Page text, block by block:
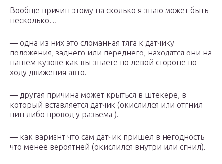
Вообще причин этому на сколько я знаю может быть
несколько…
— одна из них это сломанная тяга к датчику
положения, заднего или переднего, находятся они на
нашем кузове как вы знаете по левой стороне по
ходу движения авто.
— другая причина может крыться в штекере, в
который вставляется датчик (окислился или отгнил
пин либо провод у разьема ).
— как вариант что сам датчик пришел в негодность
что менее вероятней (окислился внутри или сгнил).